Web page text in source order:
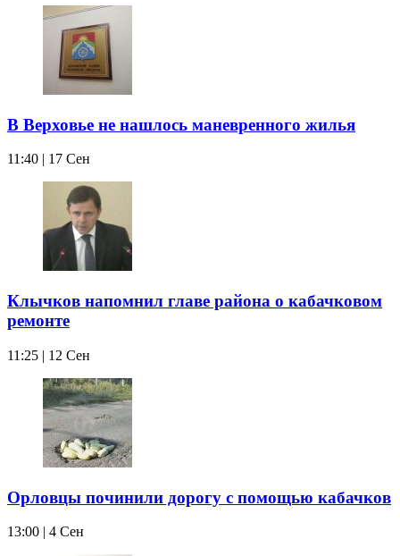
В Верховье не нашлось маневренного жилья
11:40 | 17 Сен
Клычков напомнил главе района о кабачковом
ремонте
11:25 | 12 Сен
Орловцы починили дорогу с помощью кабачков
13:00 | 4 Сен